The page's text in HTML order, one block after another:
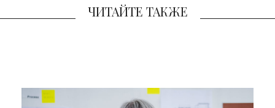
ЧИТАЙТЕ ТАКЖЕ